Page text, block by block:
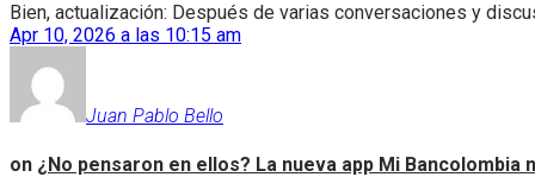
Bien, actualización: Después de varias conversaciones y
Apr 10, 2026 a las 10:15 am
Juan Pablo Bello
on ¿No pensaron en ellos? La nueva app Mi